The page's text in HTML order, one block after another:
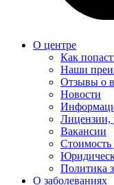
О центре
Как
Наши
Отзывы о
Новости
Лицензии,
Вакансии
Стоимость
Политика
О заболеваниях